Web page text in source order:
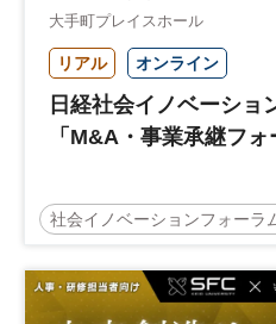
大手町プレイスホール
リアル オンライン
日経社会イノベーショ
「M&A・事業承継フォ
社会イノベーションフォーラ
事業承継 中堅中小企業